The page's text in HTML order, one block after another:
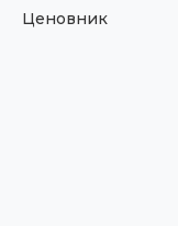
Ценовник